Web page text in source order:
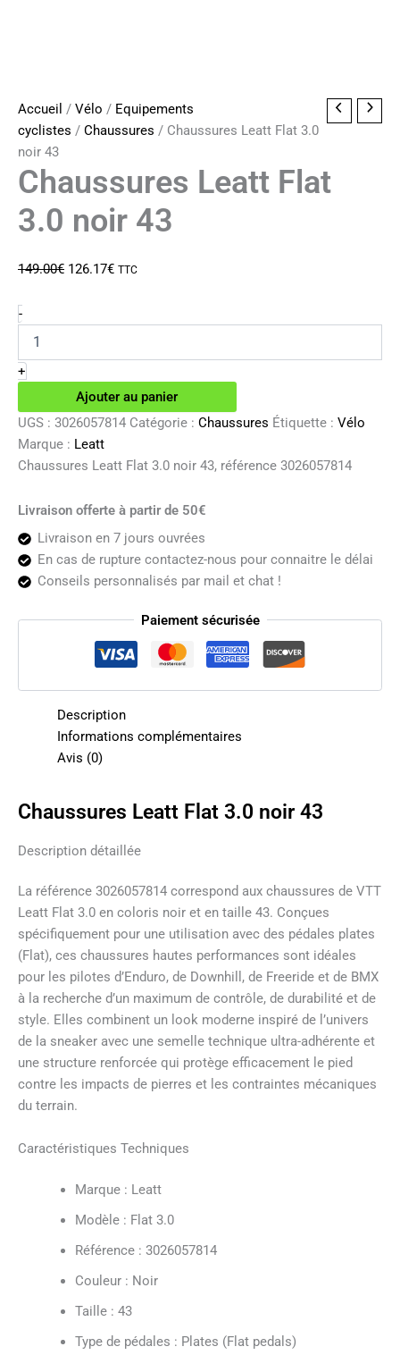
Accueil / Vélo / Equipements
cyclistes / Chaussures / Chaussures Leatt Flat 3.0
noir 43
Chaussures Leatt Flat
3.0 noir 43
149.00€ Le
126.17€Le
TTC
-quantité
de
Chaussures
Leatt
Flat
noir
43
+
Ajouter au panier
UGS : 3026057814 Catégorie : Chaussures Étiquette : Vélo
Marque : Leatt
Chaussures Leatt Flat 3.0 noir 43, référence 3026057814
Livraison offerte à partir de 50€
Livraison en 7 jours ouvrées
En cas de rupture contactez-nous pour connaitre le délai
Conseils personnalisés par mail et chat !
Paiement sécurisée
Description
Informations complémentaires
Avis (0)
Chaussures Leatt Flat 3.0 noir 43
Description détaillée
La référence 3026057814 correspond aux chaussures de VTT
Leatt Flat 3.0 en coloris noir et en taille 43. Conçues
spécifiquement pour une utilisation avec des pédales plates
(Flat), ces chaussures hautes performances sont idéales
pour les pilotes d’Enduro, de Downhill, de Freeride et de BMX
à la recherche d’un maximum de contrôle, de durabilité et de
style. Elles combinent un look moderne inspiré de l’univers
de la sneaker avec une semelle technique ultra-adhérente et
une structure renforcée qui protège efficacement le pied
contre les impacts de pierres et les contraintes mécaniques
du terrain.
Caractéristiques Techniques
Marque : Leatt
Modèle : Flat 3.0
Référence : 3026057814
Couleur : Noir
Taille : 43
Type de pédales : Plates (Flat pedals)